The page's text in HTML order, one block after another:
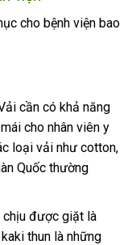
cho bệnh viện bao
cần có khả năng
cho nhân viên y
loại vải như cotton,
Quốc thường
chịu được giặt là
thun là những